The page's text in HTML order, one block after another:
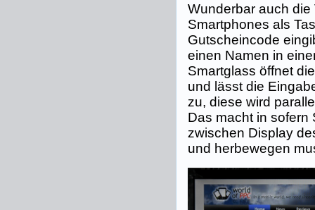
Wunderbar auch
Smartphones als
Gutscheincode
einen Namen in
Smartglass öffnet
und lässt die
zu, diese wird
Das macht in sofern
zwischen Display
und herbewegen